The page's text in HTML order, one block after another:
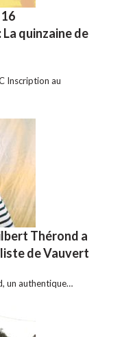
quinzaine de
Inscription au
Thérond a
de Vauvert
un authentique…